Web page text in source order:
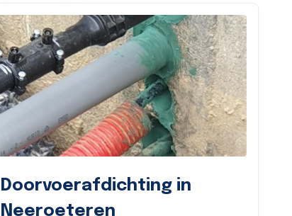
Doorvoerafdichting in
Neeroeteren